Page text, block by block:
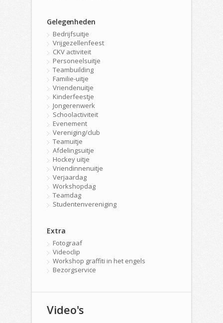
Gelegenheden
Bedrijfsuitje
Vrijgezellenfeest
CKV activiteit
Personeelsuitje
Teambuilding
Familie-uitje
Vriendenuitje
Kinderfeestje
Jongerenwerk
Schoolactiviteit
Evenement
Vereniging/club
Teamuitje
Afdelingsuitje
Hockey uitje
Vriendinnenuitje
Verjaardag
Workshopdag
Teamdag
Studentenvereniging
Extra
Fotograaf
Videoclip
Workshop graffiti in het engels
Bezorgservice
Video's